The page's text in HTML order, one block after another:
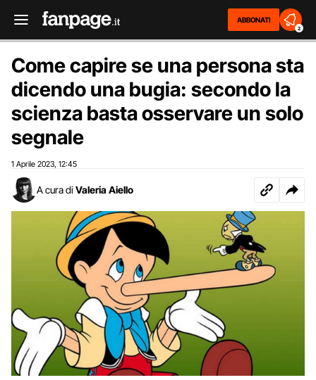
ABBONATI
2
Come capire se una persona sta
dicendo una bugia: secondo la
scienza basta osservare un solo
segnale
1 Aprile 2023 12:45
A cura di Valeria Aiello